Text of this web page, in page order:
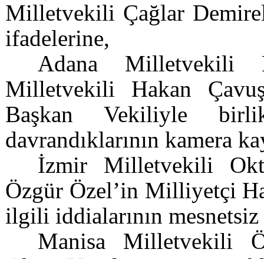
Milletvekili Çağlar
ifadelerine,
Adana Milletvekili
Milletvekili Hakan
Başkan Vekiliyle
davrandıklarının kamera
İzmir Milletvekili
Özgür Özel’in Milliyetçi
ilgili iddialarının
Manisa Milletvekili